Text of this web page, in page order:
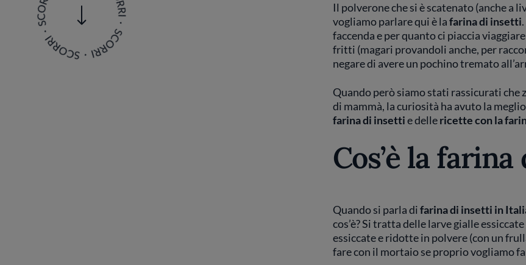
Il polverone che si è scatenato (anche a
vogliamo parlare qui è lafarina di insetti
faccenda e per quanto ci piaccia
fritti (magari provandoli anche, per
negare di avere un pochino tremato
Quando però siamo stati rassicurati che
di mammà, la curiosità ha avuto la
farina di insettie dellericette con la
Cos’è la
Quando si parla difarina di insetti in
cos’è? Si tratta delle larve gialle
essiccate e ridotte in polvere (con un
fare con il mortaio se proprio vogliamo